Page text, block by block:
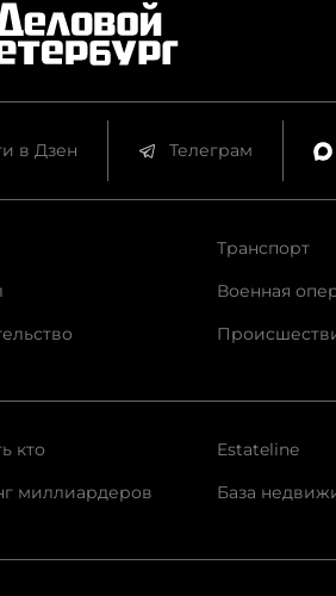
в Дзен Телеграм
Транспорт
Военная
кто
миллиардеров
Estateline
База